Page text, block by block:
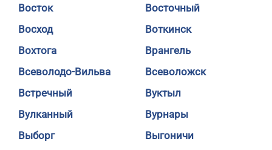
Восток
Восточный
Восход
Воткинск
Вохтога
Врангель
Всеволодо-Вильва
Всеволожск
Встречный
Вуктыл
Вулканный
Вурнары
Выборг
Выгоничи